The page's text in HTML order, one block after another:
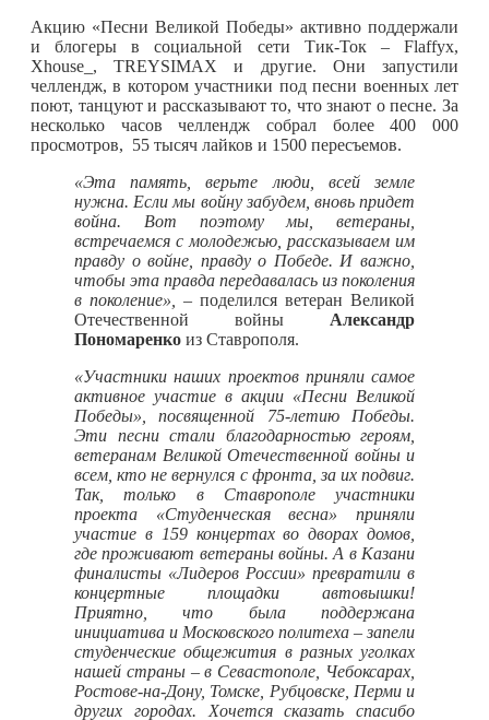
Акцию «Песни Великой Победы» активно поддержали
и блогеры в социальной сети Тик-Ток – Flaffyx,
Xhouse_, TREYSIMAX и другие. Они запустили
челлендж, в котором участники под песни военных лет
поют, танцуют и рассказывают то, что знают о песне. За
несколько часов челлендж собрал более 400 000
просмотров, 55 тысяч лайков и 1500 пересъемов.
«Эта память, верьте люди, всей земле
нужна. Если мы войну забудем, вновь придет
война. Вот поэтому мы, ветераны,
встречаемся с молодежью, рассказываем им
правду о войне, правду о Победе. И важно,
чтобы эта правда передавалась из поколения
в поколение»,
– поделился ветеран Великой
Отечественной войны Александр
Пономаренко из Ставрополя.
«Участники наших проектов приняли самое
активное участие в акции «Песни Великой
Победы», посвященной 75-летию Победы.
Эти песни стали благодарностью героям,
ветеранам Великой Отечественной войны и
всем, кто не вернулся с фронта, за их подвиг.
Так, только в Ставрополе участники
проекта «Студенческая весна» приняли
участие в 159 концертах во дворах домов,
где проживают ветераны войны. А в Казани
финалисты «Лидеров России» превратили в
концертные площадки автовышки!
Приятно, что была поддержана
инициатива и Московского политеха – запели
студенческие общежития в разных уголках
нашей страны – в Севастополе, Чебоксарах,
Ростове-на-Дону, Томске, Рубцовске, Перми и
других городах. Хочется сказать спасибо